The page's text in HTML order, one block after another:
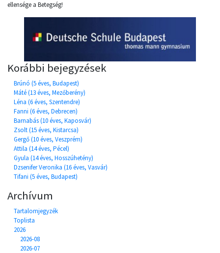
ellensége a Betegség!
Korábbi bejegyzések
Brúnó (5 éves, Budapest)
Máté (13 éves, Mezőberény)
Léna (6 éves, Szentendre)
Fanni (6 éves, Debrecen)
Barnabás (10 éves, Kaposvár)
Zsolt (15 éves, Kistarcsa)
Gergő (10 éves, Veszprém)
Attila (14 éves, Pécel)
Gyula (14 éves, Hosszúhetény)
Dzsenifer Veronika (16 éves, Vasvár)
Tifani (5 éves, Budapest)
Archívum
Tartalomjegyzék
Toplista
2026
2026-08
2026-07